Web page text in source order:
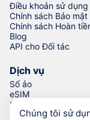
Điều khoản sử dụng
Chính sách Bảo mật
Chính sách Hoàn
Blog
API cho Đối tác
Dịch vụ
Số ảo
eSIM
Số để xác minh
Trình Tạo Số Điện
Chúng tôi sử